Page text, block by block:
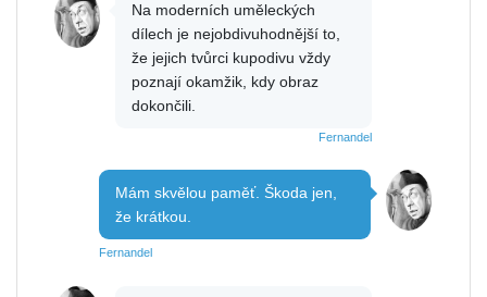
Na moderních uměleckých
dílech je nejobdivuhodnější to,
že jejich tvůrci kupodivu vždy
poznají okamžik, kdy obraz
dokončili.
Fernandel
Mám skvělou paměť. Škoda jen,
že krátkou.
Fernandel